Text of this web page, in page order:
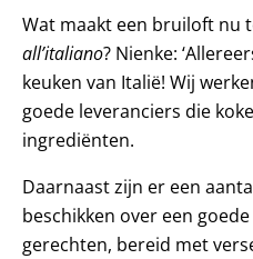
Wat maakt een bruiloft nu
all’italiano? Nienke:
keuken van Italië! Wij
goede leveranciers die
ingrediënten.
Daarnaast zijn er een
beschikken over een
gerechten, bereid met